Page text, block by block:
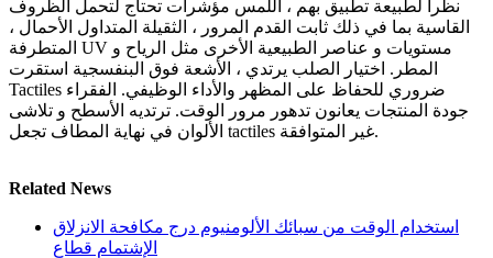
نظرا لطبيعة تطبيق بهم ، اللمس مؤشرات تحتاج لتحمل الظروف
القاسية بما في ذلك ثابت القدم المرور ، الثقيلة المتداول الأحمال ،
المتطرفة UV مستويات و عناصر الطبيعية الأخرى مثل الرياح و
المطر. اختيار الصلب يرتدي ، الأشعة فوق البنفسجية استقرت
Tactiles ضروري للحفاظ على المظهر والأداء الوظيفي. الفقراء
جودة المنتجات يعانون تدهور مرور الوقت. ترتديه الأسطح و تلاشى
الألوان في نهاية المطاف تجعل tactiles غير المتوافقة.
Related News
استخدام الوقت من سبائك الألومنيوم درج مكافحة الانزلاق
الإشتمام قطاع